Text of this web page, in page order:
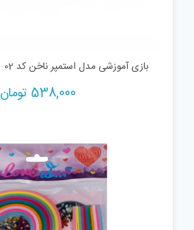
بازی آموزشی مدل استمپر ناخن کد 02
538,000 تومان